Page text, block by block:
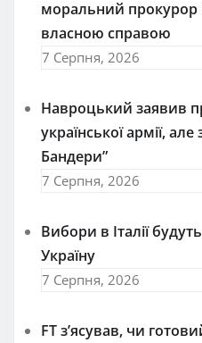
моральний прокурор
власною справою
7 Серпня, 2026
Навроцький заявив
української армії,
Бандери”
7 Серпня, 2026
Вибори в Італії
Україну
7 Серпня, 2026
FT зʼясував, чи